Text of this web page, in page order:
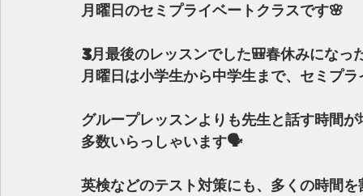
月曜日のセミプライベートクラスです🌸
3月最後のレッスンでした🎒春休みになっ
月曜日は小学生から中学生まで、セミプ
グループレッスンよりも先生と話す時間
多数いらっしゃいます🗣
英検などのテスト対策にも、多くの時間